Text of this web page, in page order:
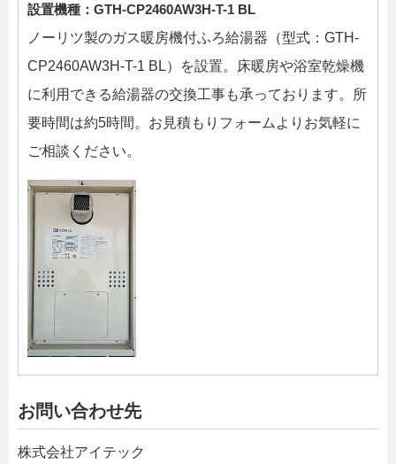
設置機種：GTH-CP2460AW3H-T-1 BL
ノーリツ製のガス暖房機付ふろ給湯器（型式：GTH-
CP2460AW3H-T-1 BL）を設置。床暖房や浴室乾燥機
に利用できる給湯器の交換工事も承っております。所
要時間は約5時間。お見積もりフォームよりお気軽に
ご相談ください。
お問い合わせ先
株式会社アイテック